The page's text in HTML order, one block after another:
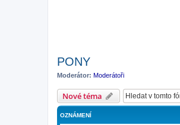
PONY
Moderátor: Moderátoři
Nové téma
OZNÁMENÍ